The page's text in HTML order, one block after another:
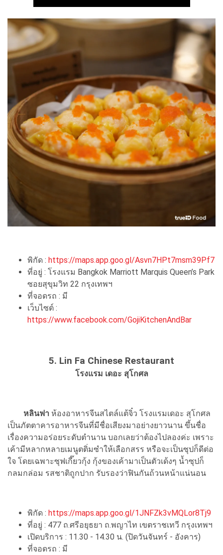
พิกัด : https://maps.app.goo.gl/Asvn7HPt7msm39Pf7
ที่อยู่ : โรงแรม Bangkok Marriott Marquis Queen’s Park
ซอยสุขุมวิท 22 กรุงเทพฯ
ที่จอดรถ : มี
เว็บไซต์ :
https://www.facebook.com/GojiKitchenAndBar
5. Lin Fa Chinese Restaurant
โรงแรม เดอะ สุโกศล
หลินฟา ห้องอาหารจีนสไตล์แต้จิ๋ว โรงแรมเดอะ สุโกศล
เป็นภัตตาคารอาหารจีนที่มีชื่อเสียงมาอย่างยาวนาน ขึ้นชื่อ
เรื่องความอร่อยระดับตำนาน บอกเลยว่าต้องไปลองค่ะ เพราะ
เค้ามีหลากหลายเมนูตติ่มซำให้เลือกสรร หรือจะเป็นซุปก็ดีต่อ
ใจ โดยเฉพาะซุฟเกี๊ยวกุ้ง กุ้งของเค้ามาเป็นตัวเด้งๆ น้ำซุปก็
กลมกล่อม รสชาติถูกปาก รับรองว่าฟินกันถ้วนหน้าแน่นอน
พิกัด : https://maps.app.goo.gl/1JNFZk3vMQLor8Tj9
ที่อยู่ : 477 ถ.ศรีอยุธยา ถ.พญาไท เขตราชเทวี กรุงเทพฯ
เปิดบริการ : 11.30 - 14.30 น. (ปิดวันจันทร์ - อังคาร)
ที่จอดรถ : มี